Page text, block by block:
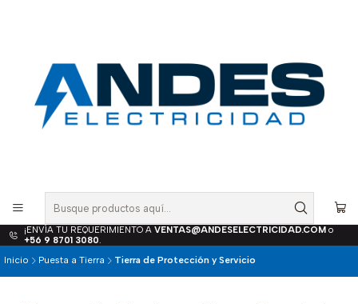
¡ENVÍA TU REQUERIMIENTO A VENTAS@ANDESELECTRICIDAD.COMo
+56 9 8701 3080.
Inicio
Puesta a Tierra Tierra de Protección y Servicio